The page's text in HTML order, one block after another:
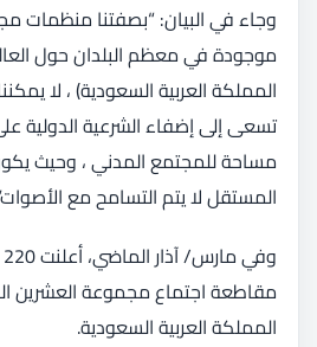
وجاء في البيان: “بصفتنا منظمات
موجودة في معظم البلدان حول
المملكة العربية السعودية) ، لا
تسعى إلى إضفاء الشرعية الدولية
مساحة للمجتمع المدني ، وحيث
المستقل لا يتم التسامح مع
مقاطعة اجتماع مجموعة العشرين
المملكة العربية السعودية.